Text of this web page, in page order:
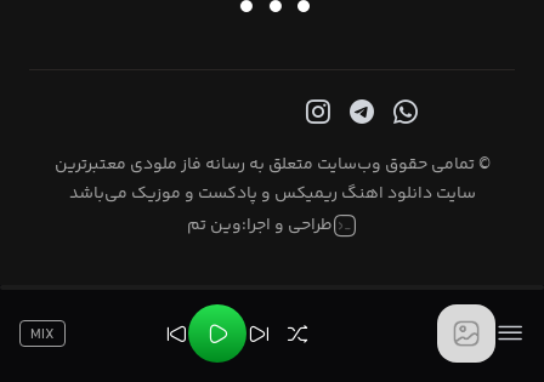
© تمامی حقوق وب‌سایت متعلق به رسانه فاز ملودی معتبرترین
سایت دانلود اهنگ ریمیکس و پادکست و موزیک می‌باشد
طراحی و اجرا:وین تم
MIX